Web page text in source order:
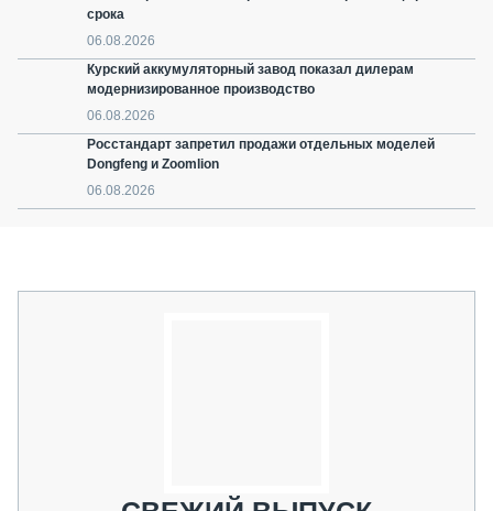
срока
06.08.2026
Курский аккумуляторный завод показал дилерам
модернизированное производство
06.08.2026
Росстандарт запретил продажи отдельных моделей
Dongfeng и Zoomlion
06.08.2026